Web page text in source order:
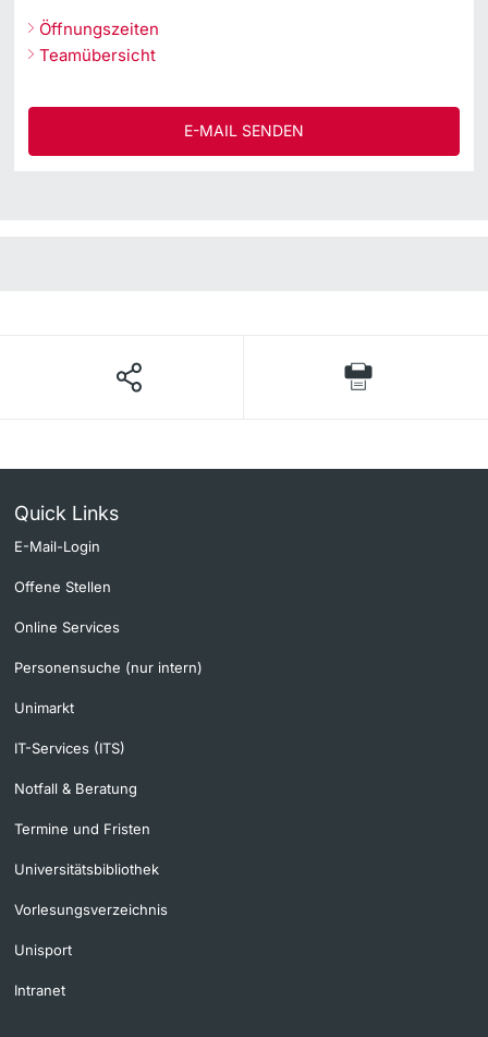
Öffnungszeiten
Teamübersicht
E-MAIL SENDEN
Quick Links
E-Mail-Login
Offene Stellen
Online Services
Personensuche (nur intern)
Unimarkt
IT-Services (ITS)
Notfall & Beratung
Termine und Fristen
Universitätsbibliothek
Vorlesungsverzeichnis
Unisport
Intranet